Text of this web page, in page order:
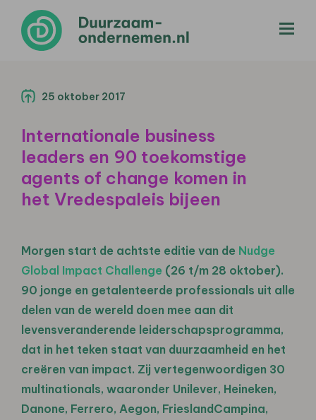
25 oktober 2017
Internationale business
leaders en 90 toekomstige
agents of change komen in
het Vredespaleis bijeen
Morgen start de achtste editie van de Nudge
Global Impact Challenge (26 t/m 28 oktober).
90 jonge en getalenteerde professionals uit alle
delen van de wereld doen mee aan dit
levensveranderende leiderschapsprogramma,
dat in het teken staat van duurzaamheid en het
creëren van impact. Zij vertegenwoordigen 30
multinationals, waaronder Unilever, Heineken,
Danone, Ferrero, Aegon, FrieslandCampina,